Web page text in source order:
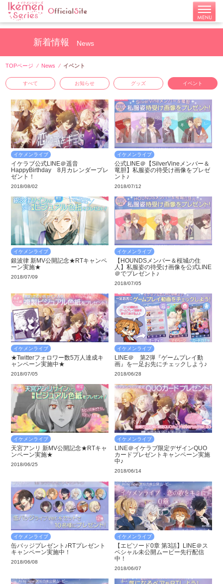
新着情報 News
TOPページ News イベント
すべて お知らせ グッズ イベント
イケメンライブ
イケラブ公式LINE＠遥音
HappyBirthday 8月カレンダープレ
ゼント！
2018/08/02
イケメンライブ
公式LINE＠【SilverVineメンバー＆
竜胆】私服姿の待受け画像をプレゼ
ント♪
2018/07/12
イケメンライブ
銀波律 新MV公開記念★RTキャンペ
ーン実施★
2018/07/09
イケメンライブ
【HOUNDSメンバー＆桜城の住
人】私服姿の待受け画像を公式LINE
＠でプレゼント♪
2018/07/05
イケメンライブ
★Twitterフォロワー数5万人達成キ
ャンペーン実施中★
2018/07/05
イケメンライブ
LINE＠ 第2弾『ゲームプレイ動
画』を一足お先にチェックしよう♪
2018/06/28
イケメンライブ
天宮アンリ 新MV公開記念★RTキャ
ンペーン実施★
2018/06/25
イケメンライブ
LINE＠イケラブ限定デザインQUO
カードプレゼントキャンペーン実施
中♪
2018/06/14
イケメンライブ
缶バッジプレゼント♪RTプレゼント
キャンペーン実施中！
2018/06/08
イケメンライブ
【エピソード0章 第3話】LINE＠ス
ペシャル未公開ムービー先行配信
中！
2018/06/07